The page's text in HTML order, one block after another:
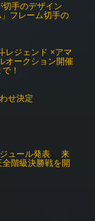
手のデザイン
フレーム切手の
ジェンド ×アマ
オークション開催
！
せ決定
ジュール発表 来
階級決勝戦を開